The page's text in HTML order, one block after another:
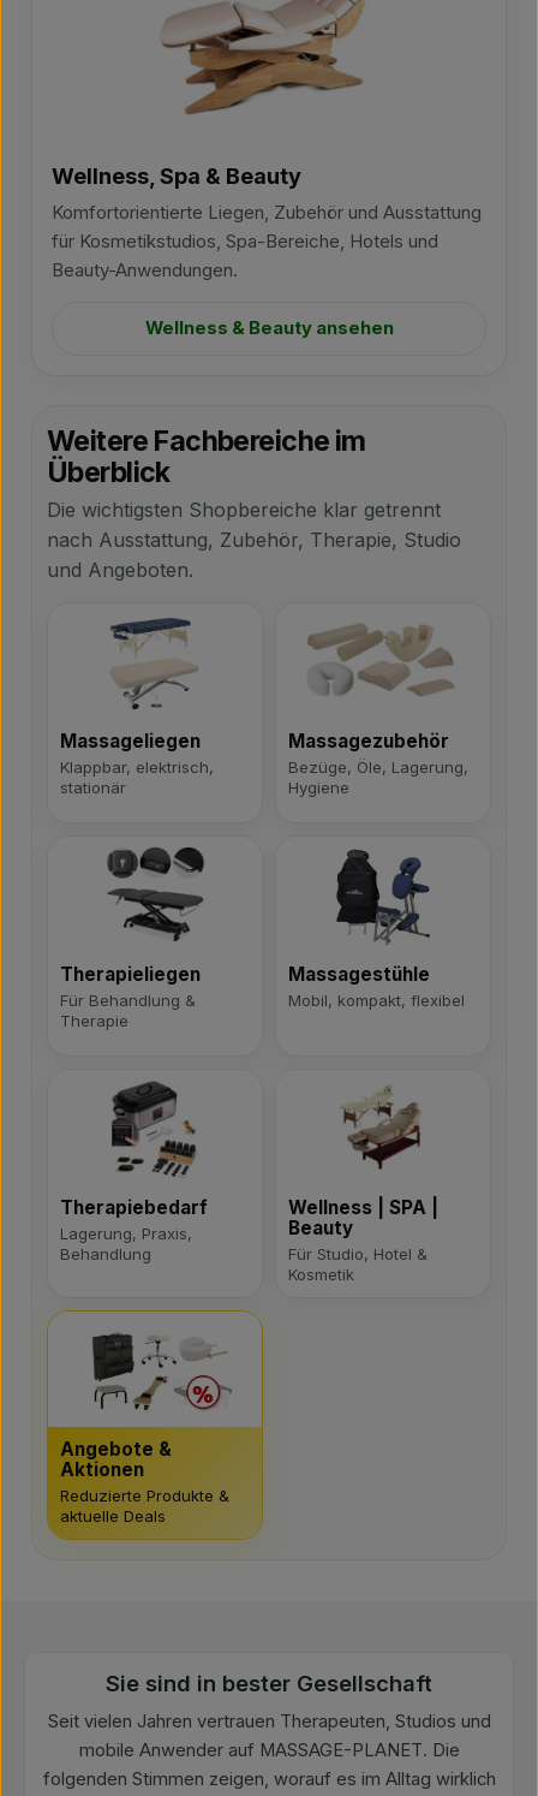
Wellness, Spa & Beauty
Komfortorientierte Liegen, Zubehör und Ausstattung
für Kosmetikstudios, Spa-Bereiche, Hotels und
Beauty-Anwendungen.
Wellness & Beauty ansehen
Weitere Fachbereiche im
Überblick
Die wichtigsten Shopbereiche klar getrennt
nach Ausstattung, Zubehör, Therapie, Studio
und Angeboten.
Massageliegen
Klappbar, elektrisch,
stationär
Massagezubehör
Bezüge, Öle, Lagerung,
Hygiene
Therapieliegen
Für Behandlung &
Therapie
Massagestühle
Mobil, kompakt, flexibel
Therapiebedarf
Lagerung, Praxis,
Behandlung
Wellness | SPA |
Beauty
Für Studio, Hotel &
Kosmetik
Angebote &
Aktionen
Reduzierte Produkte &
aktuelle Deals
Sie sind in bester Gesellschaft
Seit vielen Jahren vertrauen Therapeuten, Studios und
mobile Anwender auf MASSAGE-PLANET. Die
folgenden Stimmen zeigen, worauf es im Alltag wirklich